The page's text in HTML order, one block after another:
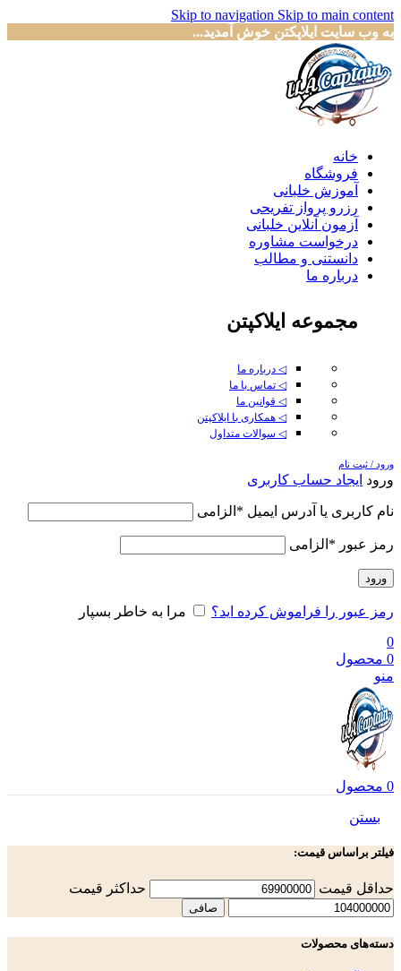
Skip to navigation Skip to main content
به وب سایت ایلاپکتن خوش آمدید...
خانه
فروشگاه
آموزش خلبانی
رزرو پرواز تفریحی
آزمون آنلاین خلبانی
درخواست مشاوره
دانستنی و مطالب
درباره ما
مجموعه ایلاکپتن
◁ درباره ما
◁ تماس با ما
◁ قوانین ما
◁ همکاری با ایلاکپتن
◁ سوالات متداول
ورود / ثبت نام
ورود ایجاد حساب کاربری
نام کاربری یا آدرس ایمیل * الزامی
رمز عبور * الزامی
ورود
رمز عبور را فراموش کرده اید؟
مرا به خاطر بسپار
0
0 محصول
منو
0 محصول
بستن
فیلتر براساس قیمت:
حداقل قیمت حداكثر قيمت
صافی
دسته‌های محصولات